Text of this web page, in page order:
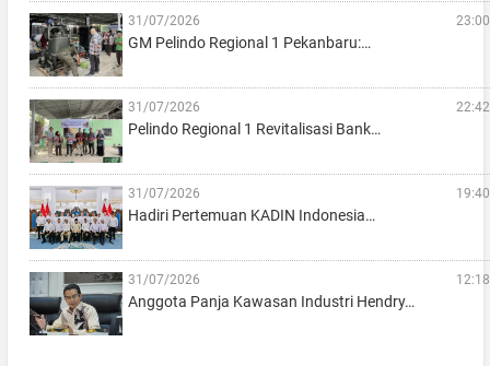
31/07/2026 23:00
GM Pelindo Regional 1 Pekanbaru:…
31/07/2026 22:42
Pelindo Regional 1 Revitalisasi Bank…
31/07/2026 19:40
Hadiri Pertemuan KADIN Indonesia…
31/07/2026 12:18
Anggota Panja Kawasan Industri Hendry…